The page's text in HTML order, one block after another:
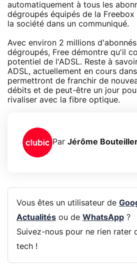
automatiquement à tous les
dégroupés équipés de la
la société dans un communiqué.
Avec environ 2 millions
dégroupés, Free démontre qu'il
potentiel de l'ADSL. Reste à
ADSL, actuellement en cours
permettront de franchir de
débits et de peut-être un jour
rivaliser avec la fibre optique.
Par Jérôme
Vous êtes un utilisateur de
Actualitésou de WhatsApp?
Suivez-nous pour ne rien rater
tech !